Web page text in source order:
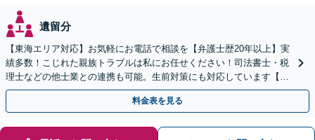
遺留分
【東海エリア対応】お気軽にお電話で相談を【弁護士歴20年以上】実
績多数！こじれた親族トラブルは私にお任せください！司法書士・税
理士などの他士業との連携も可能。生前対策にも対応しています【夜
間・休日面談可】【完全個室・秘密厳守】
料金表を見る